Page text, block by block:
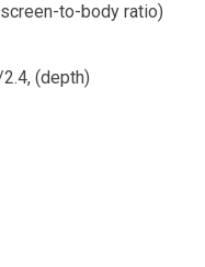
to-body ratio)
(depth)